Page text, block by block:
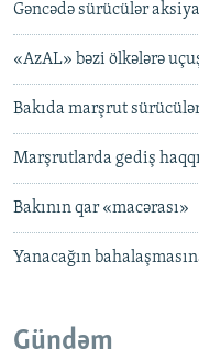
Gəncədə sürücülər
«AzAL» bəzi ölkələrə
Bakıda marşrut
Marşrutlarda gediş
Bakının qar «macərası»
Yanacağın
Gündəm